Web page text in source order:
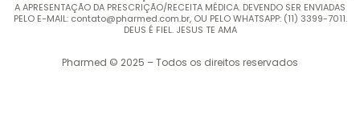
A APRESENTAÇÃO DA PRESCRIÇÃO/RECEITA MÉDICA. DEVENDO SER ENVIADAS
PELO E-MAIL: contato@pharmed.com.br, OU PELO WHATSAPP: (11) 3399-7011.
DEUS É FIEL. JESUS TE AMA
Pharmed © 2025 – Todos os direitos reservados